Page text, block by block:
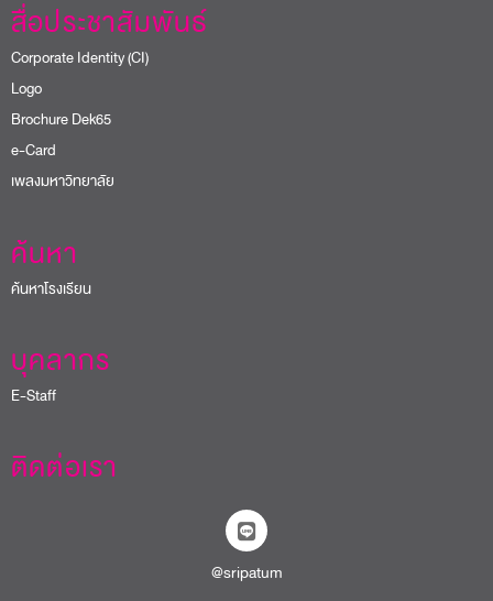
สื่อประชาสัมพันธ์
Corporate Identity (CI)
Logo
Brochure Dek65
e-Card
เพลงมหาวิทยาลัย
ค้นหา
ค้นหาโรงเรียน
บุคลากร
E-Staff
ติดต่อเรา
@sripatum